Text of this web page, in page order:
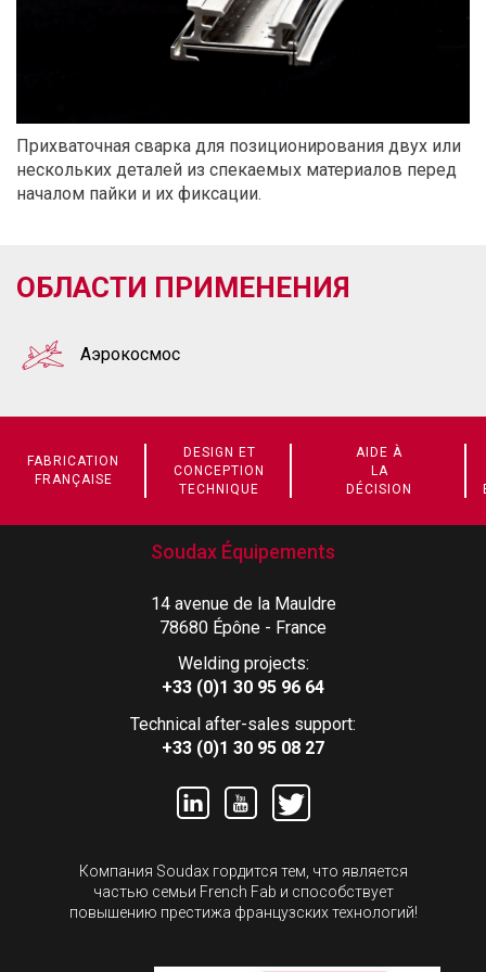
Прихваточная сварка для позиционирования двух или
нескольких деталей из спекаемых материалов перед
началом пайки и их фиксации.
ОБЛАСТИ ПРИМЕНЕНИЯ
Aэрокосмос
FABRICATION
FRANÇAISE
DESIGN ET
CONCEPTION
TECHNIQUE
AIDE À
LA
DÉCISION
Soudax Équipements
14 avenue de la Mauldre
78680 Épône - France
Welding projects:
+33 (0)1 30 95 96 64
Technical after-sales support:
+33 (0)1 30 95 08 27
Компания Soudax гордится тем, что является
частью семьи French Fab и способствует
повышению престижа французских технологий!